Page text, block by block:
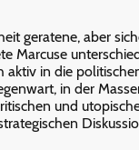
geratene, aber
Marcuse
in die
in der
und